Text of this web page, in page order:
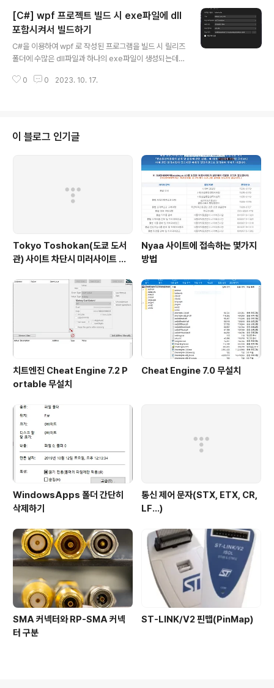
다. (귀찮다.) 아래 사이트에서 검색창에 프로젝트 키워드
(개발툴, 개발언어 등)을 입력하면 한번에 생성된 .gitigno
re 파일을 다운로드 받을 수 있다. https://www.toptal.c
om/developers/gitignore/ gitignore.io Create u
[C#] wpf 프로젝트 빌드 시 exe파일에 dll
포함시켜서 빌드하기
C#을 이용하여 wpf 로 작성된 프로그램을 빌드 시 릴리즈
폴더에 수많은 dll파일과 하나의 exe파일이 생성되는데
(Costura.Fody)가 있었는데 최근에는 업데이트가 이루
렉토리 하위에 exe파일 하나와 pdb파일 하나씩만 생성
된 것을 확인 할 수 있다.
0 0 2023. 10. 17.
이 블로그 인기글
Tokyo Toshokan(도쿄 도서
관) 사이트 차단시 미러사이트 접
Nyaa 사이트에 접속하는 몇가지
방법
치트엔진 Cheat Engine 7.2 P
ortable 무설치
Cheat Engine 7.0 무설치
WindowsApps 폴더 간단히
삭제하기
통신 제어 문자(STX, ETX, CR,
LF...)
SMA 커넥터와 RP-SMA 커넥
터 구분
ST-LINK/V2 핀맵(PinMap)